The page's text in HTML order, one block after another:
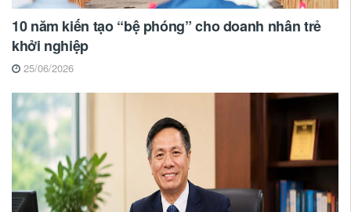
10 năm kiến tạo “bệ phóng” cho doanh nhân trẻ
khởi nghiệp
25/06/2026